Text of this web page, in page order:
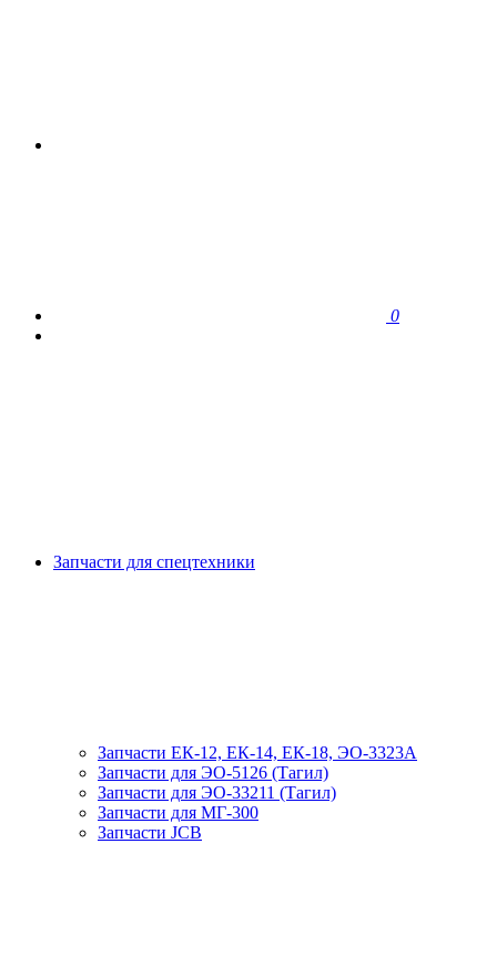
0
Запчасти для спецтехники
Запчасти ЕК-12, ЕК-14, ЕК-18, ЭО-3323А
Запчасти для ЭО-5126 (Тагил)
Запчасти для ЭО-33211 (Тагил)
Запчасти для МГ-300
Запчасти JCB